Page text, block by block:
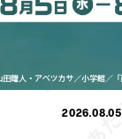
2026.08.05